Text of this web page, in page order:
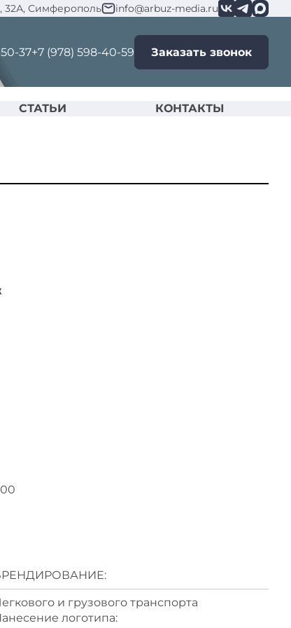
32А, Симферополь info@arbuz-media.ru
37+7 (978) 598-40-59 Заказать звонок
СТАТЬИ КОНТАКТЫ
и грузового транспорта
логотипа: